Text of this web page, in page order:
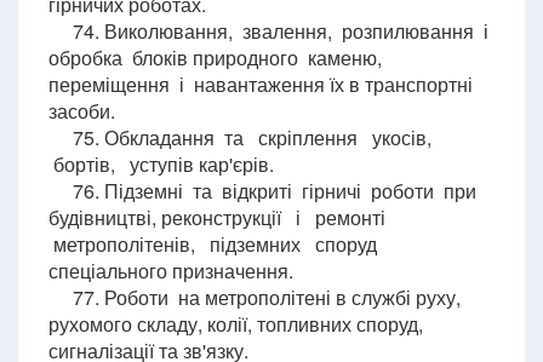
74. Виколювання, звалення, розпилювання і
обробка блоків природного каменю,
переміщення і навантаження їх в транспортні
засоби.
75. Обкладання та скріплення укосів,
бортів, уступів кар'єрів.
76. Підземні та відкриті гірничі роботи при
будівництві, реконструкції і ремонті
метрополітенів, підземних споруд
спеціального призначення.
77. Роботи на метрополітені в службі руху,
рухомого складу, колії, топливних споруд,
сигналізації та зв'язку.